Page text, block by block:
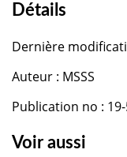
Détails
Dernière
Auteur : MSSS
Publication no :
Voir aussi